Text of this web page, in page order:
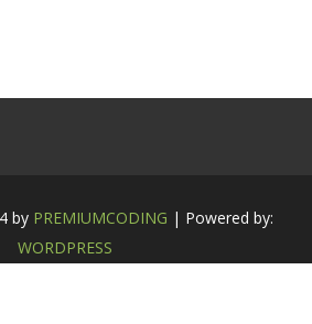
by PREMIUMCODING | Powered by:
WORDPRESS